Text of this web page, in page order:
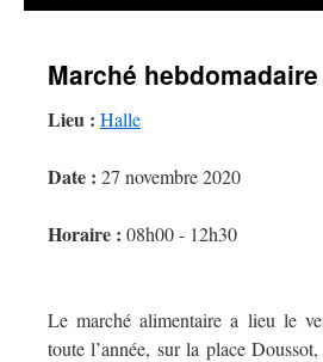
Marché hebdomadaire
Lieu : Halle
Date : 27 novembre 2020
Horaire : 08h00 - 12h30
Le marché alimentaire a lieu le
toute l’année, sur la place